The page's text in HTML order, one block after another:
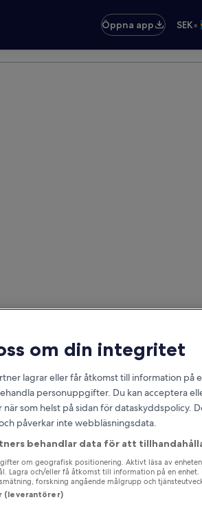
Öppna app
SEK•
Tjäna förmåner för varje
om din integritet
lagrar eller får åtkomst till information på
personuppgifter. Du kan acceptera
när som helst på sidan för dataskyddspolicy.
påverkar inte webbläsningsdata.
behandlar data för att
om geografisk positionering. Aktivt läsa av
Lagra och/eller få åtkomst till information på en enhet.
forskning angående målgrupp och
(leverantörer)